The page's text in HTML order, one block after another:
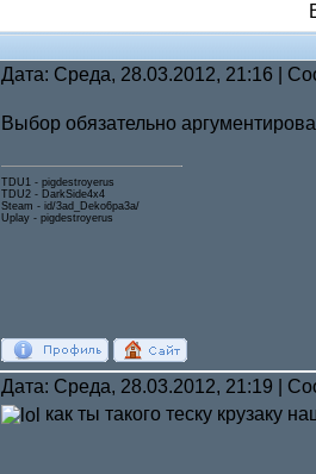
Дата: Среда, 28.03.2012, 21:16 |
Выбор обязательно
TDU1 - pigdestroyerus
TDU2 - DarkSide4x4
Steam - id/3ad_Deko6pa3a/
Uplay - pigdestroyerus
Дата: Среда, 28.03.2012, 21:19 |
как ты такого теску крузаку